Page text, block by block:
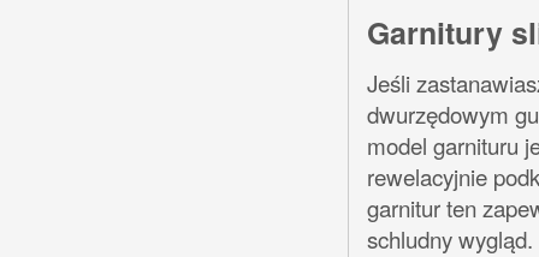
Garnitury
Jeśli
dwurzędowym
model garnituru
rewelacyjnie
garnitur ten
schludny wygląd.